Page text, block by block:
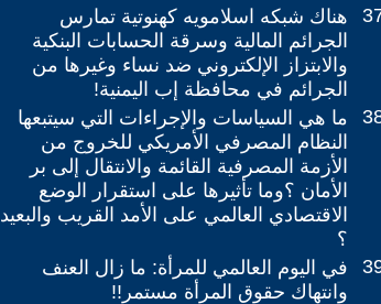
هناك شبكه اسلامويه كهنوتية تمارس
الجرائم المالية وسرقة الحسابات البنكية
والابتزاز الإلكتروني ضد نساء وغيرها من
الجرائم في محافظة إب اليمنية!
ما هي السياسات والإجراءات التي سيتبعها
النظام المصرفي الأمريكي للخروج من
الأزمة المصرفية القائمة والانتقال إلى بر
الأمان ؟وما تأثيرها على استقرار الوضع
الاقتصادي العالمي على الأمد القريب والبعيد
؟
في اليوم العالمي للمرأة: ما زال العنف
وانتهاك حقوق المرأة مستمر!!